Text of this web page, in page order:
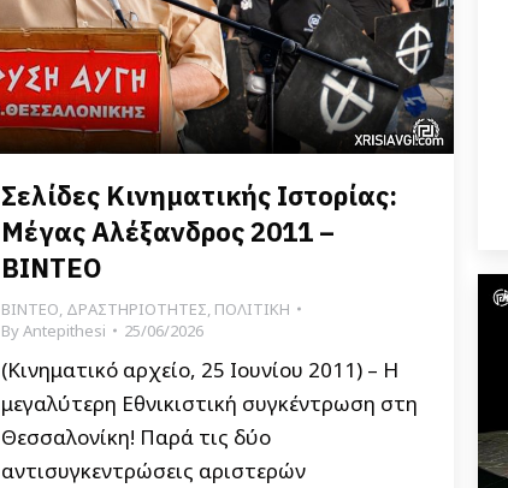
Σελίδες Κινηματικής Ιστορίας:
Μέγας Αλέξανδρος 2011 –
ΒΙΝΤΕΟ
ΒΙΝΤΕΟ, ΔΡΑΣΤΗΡΙΟΤΗΤΕΣ, ΠΟΛΙΤΙΚΗ
ByAntepithesi 25/06/2026
(Κινηματικό αρχείο, 25 Ιουνίου 2011) – Η
μεγαλύτερη Εθνικιστική συγκέντρωση στη
Θεσσαλονίκη! Παρά τις δύο
αντισυγκεντρώσεις αριστερών